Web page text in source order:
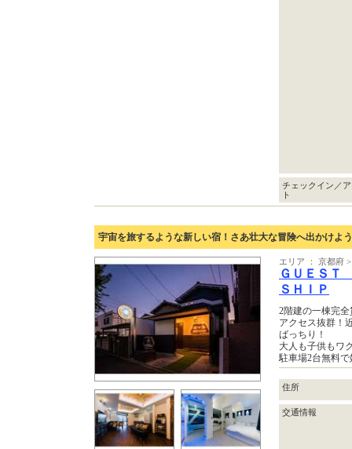
チェックイン／
ト
宇宙を旅するような新しい宿！さあ壮大な冒険へ出かけよ
エリア ： 京都府
ＧＵＥＳ
ＳＨＩＰ
2階建の一棟完
アクセス抜群！
ばっちり！
大人も子供もワ
駐車場2台無料
住所
交通情報